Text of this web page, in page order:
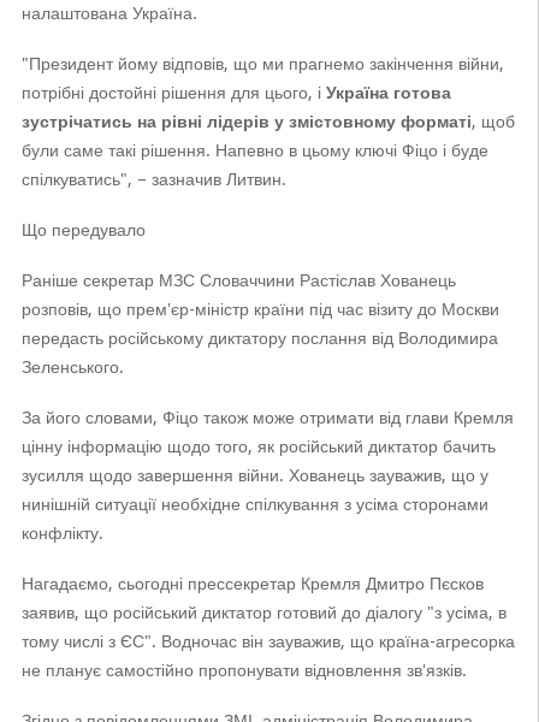
налаштована Україна.
"Президент йому відповів, що ми прагнемо закінчення війни,
потрібні достойні рішення для цього, і Україна готова
зустрічатись на рівні лідерів у змістовному форматі, щоб
були саме такі рішення. Напевно в цьому ключі Фіцо і буде
спілкуватись", – зазначив Литвин.
Що передувало
Раніше секретар МЗС Словаччини Растіслав Хованець
розповів, що прем'єр-міністр країни під час візиту до Москви
передасть російському диктатору послання від Володимира
Зеленського.
За його словами, Фіцо також може отримати від глави Кремля
цінну інформацію щодо того, як російський диктатор бачить
зусилля щодо завершення війни. Хованець зауважив, що у
нинішній ситуації необхідне спілкування з усіма сторонами
конфлікту.
Нагадаємо, сьогодні прессекретар Кремля Дмитро Пєсков
заявив, що російський диктатор готовий до діалогу "з усіма, в
тому числі з ЄС". Водночас він зауважив, що країна-агресорка
не планує самостійно пропонувати відновлення зв'язків.